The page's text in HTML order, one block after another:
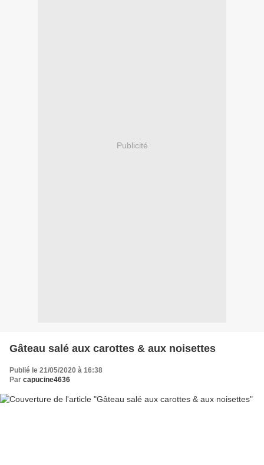
Publicité
Gâteau salé aux carottes & aux noisettes
Publié le 21/05/2020 à 16:38
Par capucine4636